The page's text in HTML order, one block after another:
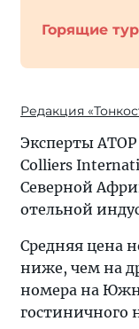
Горящие
Редакция
Эксперты АТОР
Colliers
Северной
отельной
Средняя цена
ниже, чем на
номера на
гостиничного